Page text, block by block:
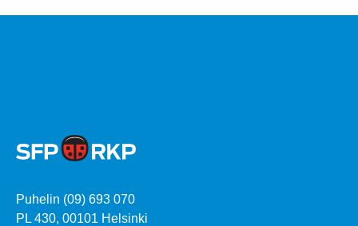
Puhelin (09) 693 070
PL 430, 00101 Helsinki